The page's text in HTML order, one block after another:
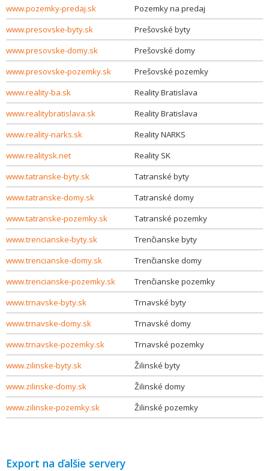
www.pozemky-predaj.sk
Pozemky na predaj
www.presovske-byty.sk
Prešovské byty
www.presovske-domy.sk
Prešovské domy
www.presovske-pozemky.sk
Prešovské pozemky
www.reality-ba.sk
Reality Bratislava
www.realitybratislava.sk
Reality Bratislava
www.reality-narks.sk
Reality NARKS
www.realitysk.net
Reality SK
www.tatranske-byty.sk
Tatranské byty
www.tatranske-domy.sk
Tatranské domy
www.tatranske-pozemky.sk
Tatranské pozemky
www.trencianske-byty.sk
Trenčianske byty
www.trencianske-domy.sk
Trenčianske domy
www.trencianske-pozemky.sk
Trenčianske pozemky
www.trnavske-byty.sk
Trnavské byty
www.trnavske-domy.sk
Trnavské domy
www.trnavske-pozemky.sk
Trnavské pozemky
www.zilinske-byty.sk
Žilinské byty
www.zilinske-domy.sk
Žilinské domy
www.zilinske-pozemky.sk
Žilinské pozemky
Export na ďalšie servery